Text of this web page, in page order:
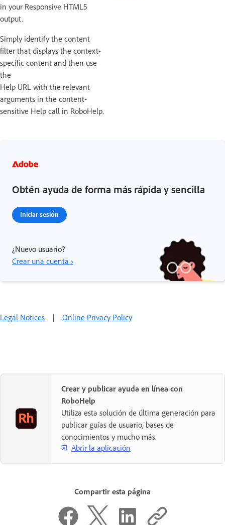
in your Responsive HTML5
output.
Simply identify the content
filter that displays the context-
specific content and then use
the
Help URL with the relevant
arguments in the content-
sensitive Help call in RoboHelp.
Obtén ayuda de forma más rápida y sencilla
Iniciar sesión
¿Nuevo usuario?
Crear una cuenta ›
Legal Notices | Online Privacy Policy
Crear y publicar ayuda en línea con
RoboHelp
Utiliza esta solución de última generación para
publicar guías de usuario, bases de
conocimientos y mucho más.
Abrir la aplicación
Compartir esta página